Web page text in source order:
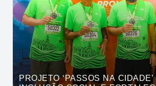
PROJETO ‘PASSOS NA